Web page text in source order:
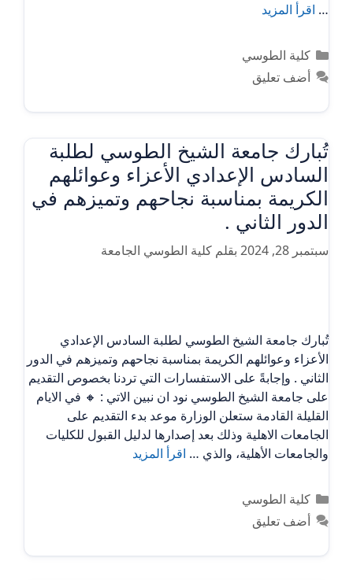
… اقرأ المزيد
التصنيفات
كلية الطوسي
أضف تعليق
تُبارك جامعة الشيخ الطوسي لطلبة
السادس الإعدادي الأعزاء وعوائلهم
الكريمة بمناسبة نجاحهم وتميزهم في
الدور الثاني .
سبتمبر 28, 2024 بقلم كلية الطوسي الجامعة
تُبارك جامعة الشيخ الطوسي لطلبة السادس الإعدادي
الأعزاء وعوائلهم الكريمة بمناسبة نجاحهم وتميزهم في الدور
الثاني . وإجابةً على الاستفسارات التي تردنا بخصوص التقديم
على جامعة الشيخ الطوسي نود ان نبين الاتي : 🔸 في الايام
القليلة القادمة ستعلن الوزارة موعد بدء التقديم على
الجامعات الاهلية وذلك بعد إصدارها لدليل القبول للكليات
والجامعات الأهلية، والذي … اقرأ المزيد
التصنيفات
كلية الطوسي
أضف تعليق